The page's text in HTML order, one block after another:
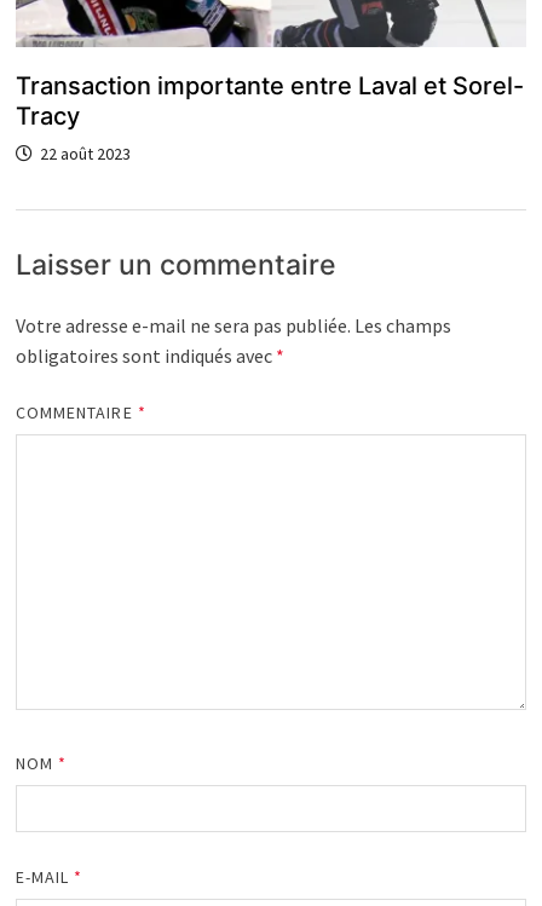
Transaction importante entre Laval et Sorel-
Tracy
22 août 2023
Laisser un commentaire
Votre adresse e-mail ne sera pas publiée. Les champs
obligatoires sont indiqués avec *
COMMENTAIRE *
NOM *
E-MAIL *